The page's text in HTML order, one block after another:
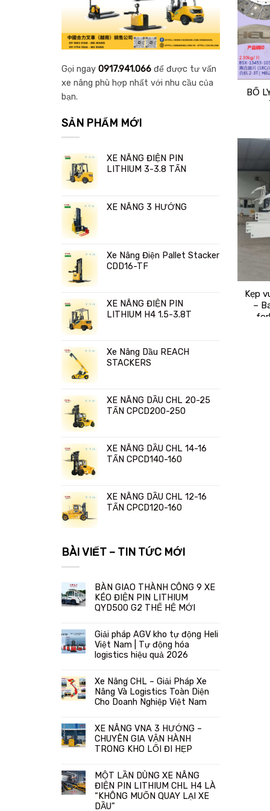
Gọi ngay 0917.941.066 để được tư vấn
xe nâng phù hợp nhất với nhu cầu của
bạn.
SẢN PHẨM MỚI
XE NÂNG ĐIỆN PIN
LITHIUM 3-3.8 TẤN
XE NÂNG 3 HƯỚNG
Xe Nâng Điện Pallet Stacker
CDD16-TF
XE NÂNG ĐIỆN PIN
LITHIUM H4 1.5-3.8T
Xe Nâng Dầu REACH
STACKERS
XE NÂNG DẦU CHL 20-25
TẤN CPCD200-250
XE NÂNG DẦU CHL 14-16
TẤN CPCD140-160
XE NÂNG DẦU CHL 12-16
TẤN CPCD120-160
BÀI VIẾT – TIN TỨC MỚI
BÀN GIAO THÀNH CÔNG 9 XE
KÉO ĐIỆN PIN LITHIUM
QYD500 G2 THẾ HỆ MỚI
Giải pháp AGV kho tự động Heli
Việt Nam | Tự động hóa
logistics hiệu quả 2026
Xe Nâng CHL – Giải Pháp Xe
Nâng Và Logistics Toàn Diện
Cho Doanh Nghiệp Việt Nam
XE NÂNG VNA 3 HƯỚNG –
CHUYÊN GIA VẬN HÀNH
TRONG KHO LỐI ĐI HẸP
MỘT LẦN DÙNG XE NÂNG
ĐIỆN PIN LITHIUM CHL H4 LÀ
“KHÔNG MUỐN QUAY LẠI XE
DẦU”
BỐ
Kẹp
–